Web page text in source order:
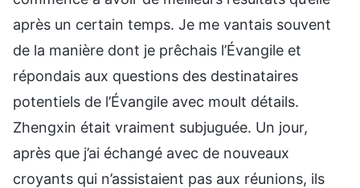
après un certain temps. Je me vantais souvent
de la manière dont je prêchais l’Évangile et
répondais aux questions des destinataires
potentiels de l’Évangile avec moult détails.
Zhengxin était vraiment subjuguée. Un jour,
après que j’ai échangé avec de nouveaux
croyants qui n’assistaient pas aux réunions, ils